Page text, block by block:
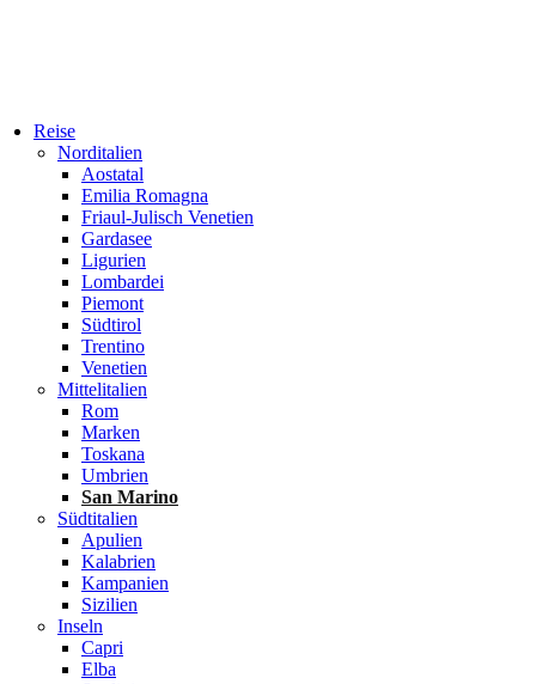
Reise
Norditalien
Aostatal
Emilia Romagna
Friaul-Julisch Venetien
Gardasee
Ligurien
Lombardei
Piemont
Südtirol
Trentino
Venetien
Mittelitalien
Rom
Marken
Toskana
Umbrien
San Marino
Südtitalien
Apulien
Kalabrien
Kampanien
Sizilien
Inseln
Capri
Elba